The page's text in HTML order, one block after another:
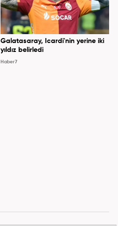
Galatasaray, Icardi'nin yerine iki
yıldız belirledi
Haber7